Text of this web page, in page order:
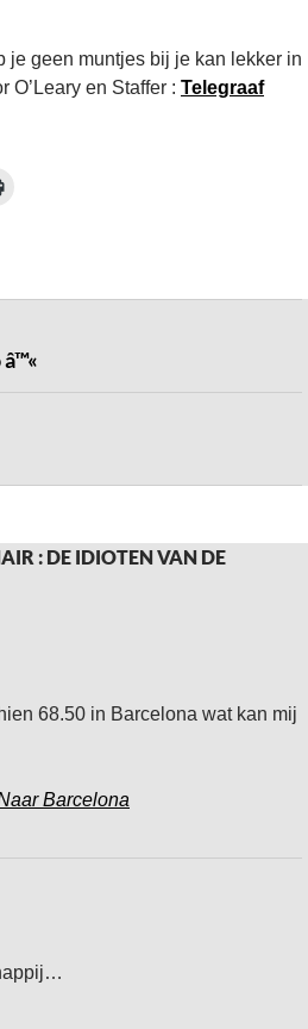
je geen muntjes bij je kan lekker in
O’Leary en Staffer : Telegraaf
: DE IDIOTEN VAN DE
68.50 in Barcelona wat kan mij
Barcelona